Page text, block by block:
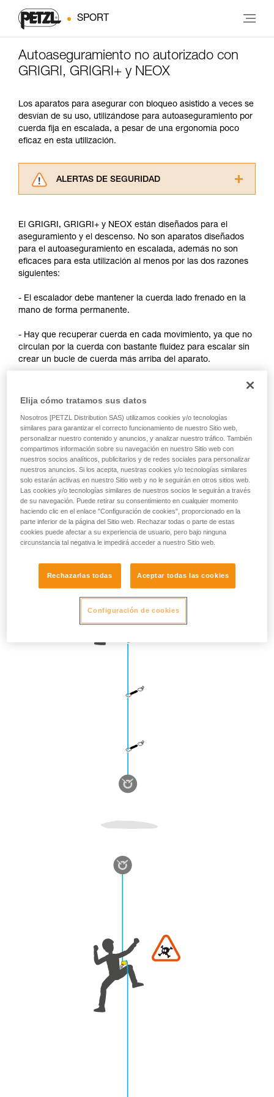
SPORT
Autoaseguramiento no autorizado con
GRIGRI, GRIGRI+ y NEOX
Los aparatos para asegurar con bloqueo asistido a veces se
desvían de su uso, utilizándose para autoaseguramiento por
cuerda fija en escalada, a pesar de una ergonomía poco
eficaz en esta utilización.
ALERTAS DE SEGURIDAD
consultarlo. Usted debe comprender la
información de la ficha técnica para poder
comprender este complemento informativo.
Dominar estas técnicas requiere una formación
y un entrenamiento específico. Confirme a
ejecutar estas técnicas, solo y con total
seguridad, antes de ejecutarlas de forma
Damos ejemplos de técnicas relacionadas con
su actividad. Pueden existir otras que no
describimos aquí.
El GRIGRI, GRIGRI+ y NEOX están diseñados para el
aseguramiento y el descenso. No son aparatos diseñados
para el autoaseguramiento en escalada, además no son
eficaces para esta utilización al menos por las dos razones
siguientes:
- El escalador debe mantener la cuerda lado frenado en la
mano de forma permanente.
- Hay que recuperar cuerda en cada movimiento, ya que no
circulan por la cuerda con bastante fluidez para escalar sin
crear un bucle de cuerda más arriba del aparato.
- Para el autoaseguramiento en escalada por cuerda fija,
remítase a las soluciones desarrolladas en el consejo
técnico Autoaseguramiento en Petzl.com.
- Para el autoaseguramiento de primero, existen técnicas
que requieren una modificación del aparato para mejorar la
circulación de la cuerda. Petzl no autoriza esta utilización.
Como recordatorio: cualquier modificación de un EPI está
prohibida fuera de los talleres de Petzl.
Elija cómo tratamos sus datos
Nosotros [PETZL Distribution SAS) utilizamos cookies y/o tecnologías
similares para garantizar el correcto funcionamiento de nuestro Sitio web,
personalizar nuestro contenido y anuncios, y analizar nuestro tráfico. También
compartimos información sobre su navegación en nuestro Sitio web con
nuestros socios analíticos, publicitarios y de redes sociales para personalizar
nuestros anuncios. Si los acepta, nuestras cookies y/o tecnologías similares
solo estarán activas en nuestro Sitio web y no le seguirán en otros sitios web.
Las cookies y/o tecnologías similares de nuestros socios le seguirán a través
de su navegación. Puede retirar su consentimiento en cualquier momento
haciendo clic en el enlace "Configuración de cookies", proporcionado en la
parte inferior de la página del Sitio web. Rechazar todas o parte de estas
cookies puede afectar a su experiencia de usuario, pero bajo ninguna
circunstancia tal negativa le impedirá acceder a nuestro Sitio web.
Rechazarlas todas Aceptar todas las cookies
Configuración de cookies